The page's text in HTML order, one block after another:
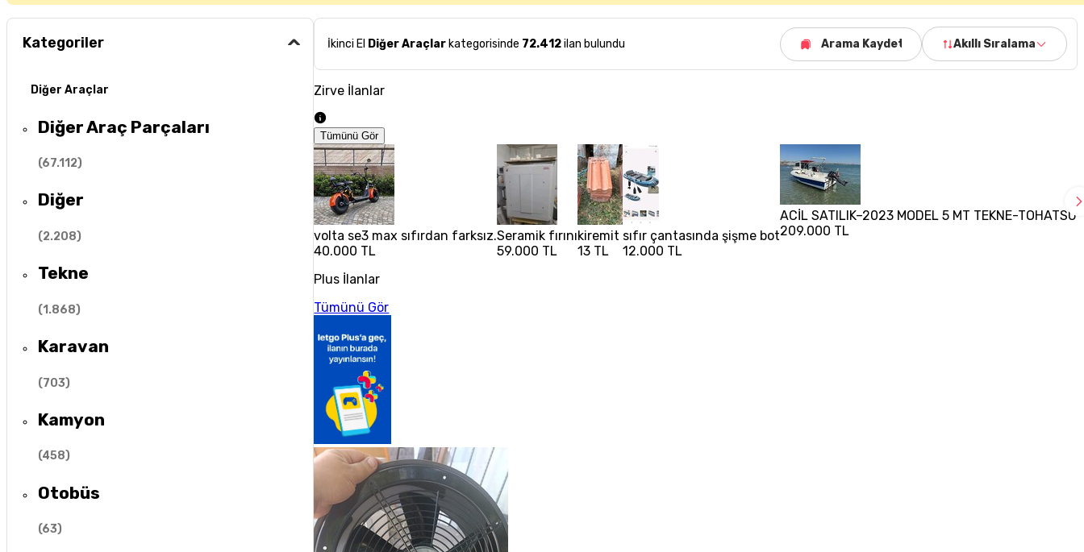
Kategoriler
Diğer Araçlar
Diğer Araç Parçaları
(67.112)
Diğer
(2.208)
Tekne
(1.868)
Karavan
(703)
Kamyon
(458)
Otobüs
(63)
İkinci El Diğer Araçlar kategorisinde 72.412ilan bulundu Arama Kaydet Akıllı Sıralama
Zirve İlanlar
Tümünü Gör
volta se3 max sıfırdan farksız.
40.000 TL
Seramik fırını
59.000 TL
kiremit
13 TL
sıfır çantasında şişme bot
12.000 TL
ACİL SATILIK–2023 MODEL 5 MT TEKNE-
209.000 TL
Plus İlanlar
Tümünü Gör